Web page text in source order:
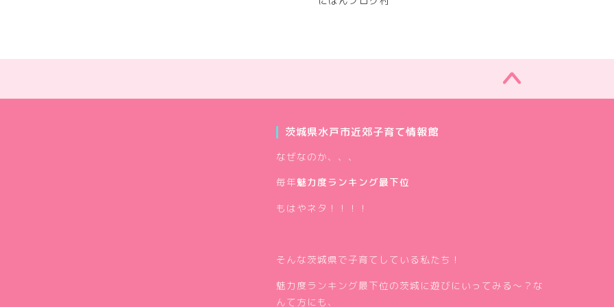
茨城県水戸市近郊子育て情報館
なぜなのか、、、
毎年魅力度ランキング最下位
もはやネタ！！！！
そんな茨城県で子育てしている私たち！
魅力度ランキング最下位の茨城に遊びにいってみる～？な
んて方にも、